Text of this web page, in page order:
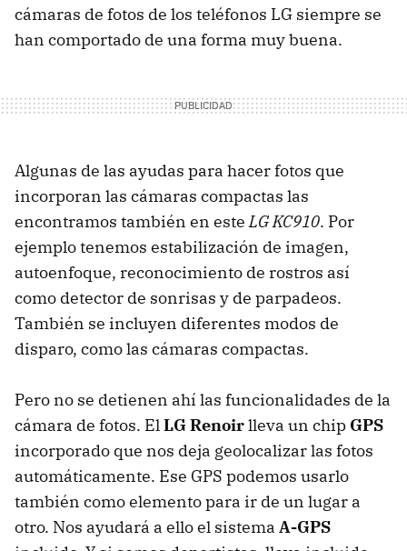
cámaras de fotos de los teléfonos LG siempre se
han comportado de una forma muy buena.
Algunas de las ayudas para hacer fotos que
incorporan las cámaras compactas las
encontramos también en esteLG KC910. Por
ejemplo tenemos estabilización de imagen,
autoenfoque, reconocimiento de rostros así
como detector de sonrisas y de parpadeos.
También se incluyen diferentes modos de
disparo, como las cámaras compactas.
Pero no se detienen ahí las funcionalidades de la
cámara de fotos. ElLG Renoirlleva un chip GPS
incorporado que nos deja geolocalizar las fotos
automáticamente. Ese GPS podemos usarlo
también como elemento para ir de un lugar a
otro. Nos ayudará a ello el sistema A-GPS